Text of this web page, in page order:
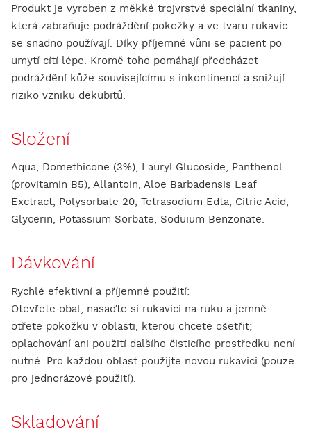
Produkt je vyroben z měkké trojvrstvé speciální tkaniny,
která zabraňuje podráždění pokožky a ve tvaru rukavic
se snadno používají. Díky příjemné vůni se pacient po
umytí cítí lépe. Kromě toho pomáhají předcházet
podráždění kůže souvisejícímu s inkontinencí a snižují
riziko vzniku dekubitů.
Složení
Aqua, Domethicone (3%), Lauryl Glucoside, Panthenol
(provitamin B5), Allantoin, Aloe Barbadensis Leaf
Exctract, Polysorbate 20, Tetrasodium Edta, Citric Acid,
Glycerin, Potassium Sorbate, Soduium Benzonate.
Dávkování
Rychlé efektivní a příjemné použití:
Otevřete obal, nasaďte si rukavici na ruku a jemně
otřete pokožku v oblasti, kterou chcete ošetřit;
oplachování ani použití dalšího čisticího prostředku není
nutné. Pro každou oblast použijte novou rukavici (pouze
pro jednorázové použití).
Skladování